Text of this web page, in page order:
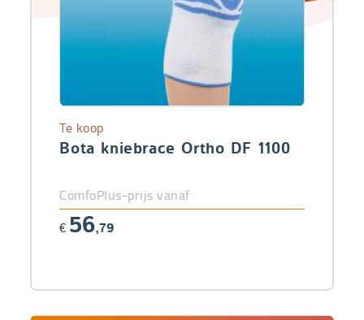
Bota kniebrace Ortho DF 1100
Te koop
ComfoPlus-prijs vanaf
€ 56,79